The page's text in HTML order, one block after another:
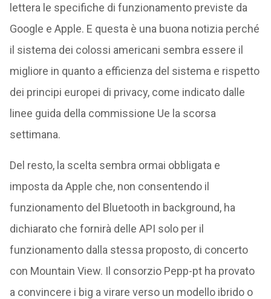
lettera le specifiche di funzionamento previste da
Google e Apple. E questa è una buona notizia perché
il sistema dei colossi americani sembra essere il
migliore in quanto a efficienza del sistema e rispetto
dei principi europei di privacy, come indicato dalle
linee guida della commissione Ue la scorsa
settimana.
Del resto, la scelta sembra ormai obbligata e
imposta da Apple che, non consentendo il
funzionamento del Bluetooth in background, ha
dichiarato che fornirà delle API solo per il
funzionamento dalla stessa proposto, di concerto
con Mountain View. Il consorzio Pepp-pt ha provato
a convincere i big a virare verso un modello ibrido o